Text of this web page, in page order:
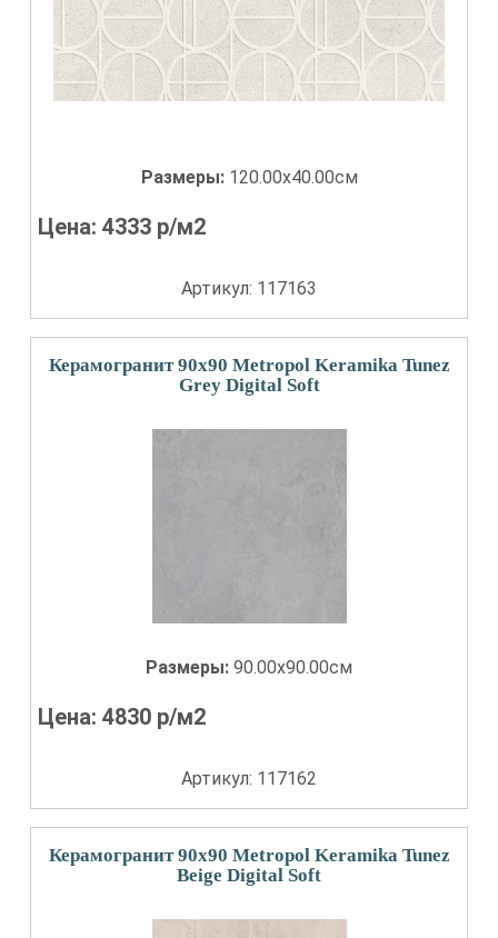
Размеры: 120.00x40.00см
Цена:4333 р/м2
Артикул: 117163
Керамогранит 90x90 Metropol Keramika Tunez
Grey Digital Soft
Размеры: 90.00x90.00см
Цена:4830 р/м2
Артикул: 117162
Керамогранит 90x90 Metropol Keramika Tunez
Beige Digital Soft